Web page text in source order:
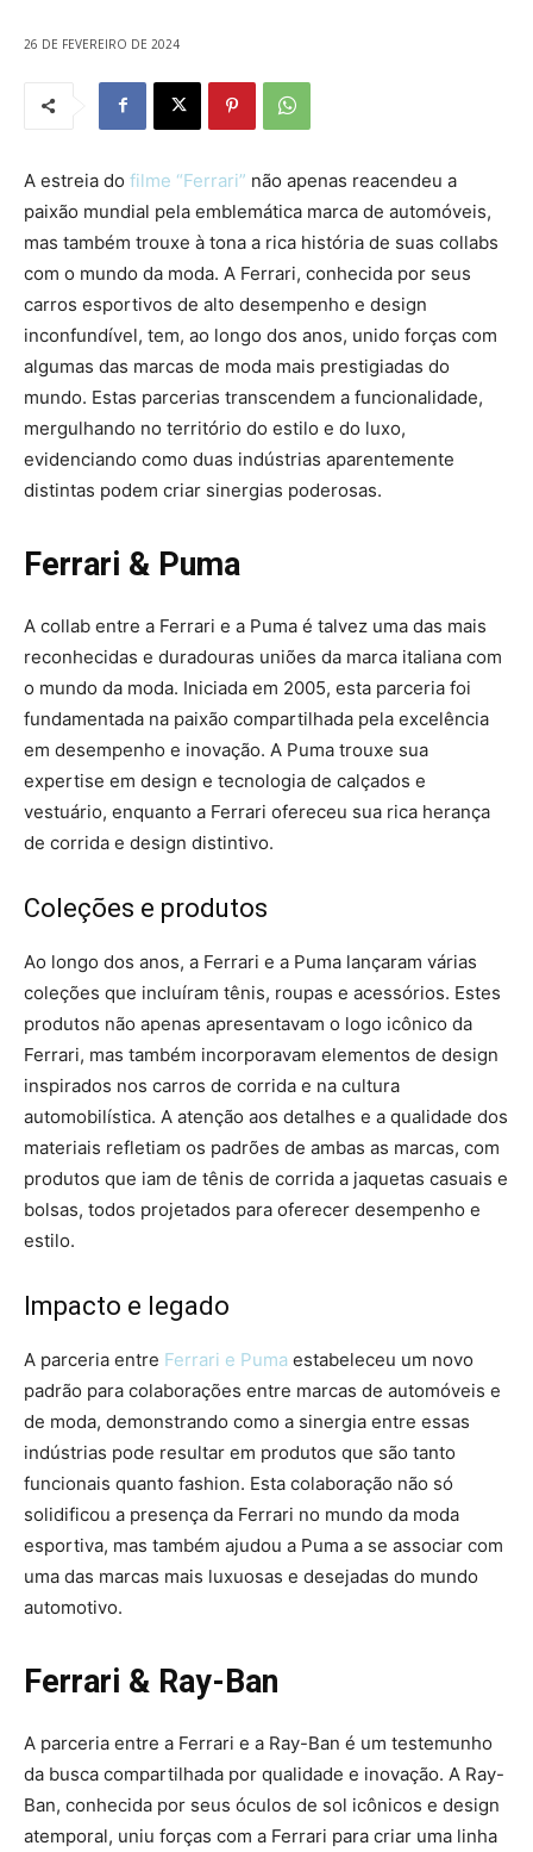
26 DE FEVEREIRO DE 2024
A estreia do filme “Ferrari” não apenas reacendeu a
paixão mundial pela emblemática marca de automóveis,
mas também trouxe à tona a rica história de suas collabs
com o mundo da moda. A Ferrari, conhecida por seus
carros esportivos de alto desempenho e design
inconfundível, tem, ao longo dos anos, unido forças com
algumas das marcas de moda mais prestigiadas do
mundo. Estas parcerias transcendem a funcionalidade,
mergulhando no território do estilo e do luxo,
evidenciando como duas indústrias aparentemente
distintas podem criar sinergias poderosas.
Ferrari & Puma
A collab entre a Ferrari e a Puma é talvez uma das mais
reconhecidas e duradouras uniões da marca italiana com
o mundo da moda. Iniciada em 2005, esta parceria foi
fundamentada na paixão compartilhada pela excelência
em desempenho e inovação. A Puma trouxe sua
expertise em design e tecnologia de calçados e
vestuário, enquanto a Ferrari ofereceu sua rica herança
de corrida e design distintivo.
Coleções e produtos
Ao longo dos anos, a Ferrari e a Puma lançaram várias
coleções que incluíram tênis, roupas e acessórios. Estes
produtos não apenas apresentavam o logo icônico da
Ferrari, mas também incorporavam elementos de design
inspirados nos carros de corrida e na cultura
automobilística. A atenção aos detalhes e a qualidade dos
materiais refletiam os padrões de ambas as marcas, com
produtos que iam de tênis de corrida a jaquetas casuais e
bolsas, todos projetados para oferecer desempenho e
estilo.
Impacto e legado
A parceria entre Ferrari e Puma estabeleceu um novo
padrão para colaborações entre marcas de automóveis e
de moda, demonstrando como a sinergia entre essas
indústrias pode resultar em produtos que são tanto
funcionais quanto fashion. Esta colaboração não só
solidificou a presença da Ferrari no mundo da moda
esportiva, mas também ajudou a Puma a se associar com
uma das marcas mais luxuosas e desejadas do mundo
automotivo.
Ferrari & Ray-Ban
A parceria entre a Ferrari e a Ray-Ban é um testemunho
da busca compartilhada por qualidade e inovação. A Ray-
Ban, conhecida por seus óculos de sol icônicos e design
atemporal, uniu forças com a Ferrari para criar uma linha